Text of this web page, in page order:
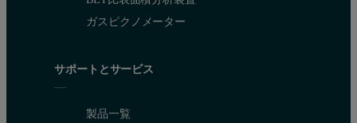
ガスピクノメーター
サポートとサービス
製品一覧